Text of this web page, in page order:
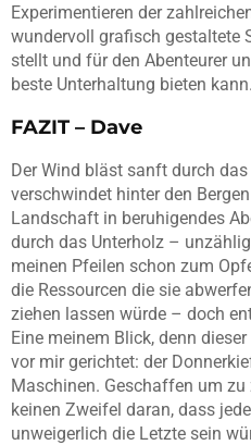
Experimentieren der
wundervoll grafisch gestaltete
stellt und für den Abenteurer
beste Unterhaltung bieten kann.
FAZIT – Dave
Der Wind bläst sanft durch
verschwindet hinter den
Landschaft in beruhigendes
durch das Unterholz –
meinen Pfeilen schon zum
die Ressourcen die sie
ziehen lassen würde – doch
Eine meinem Blick, denn
vor mir gerichtet: der
Maschinen. Geschaffen um
keinen Zweifel daran, dass
unweigerlich die Letzte sein